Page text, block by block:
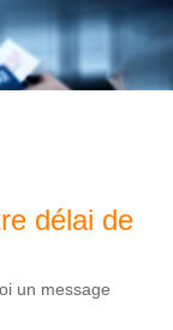
délai de
un message